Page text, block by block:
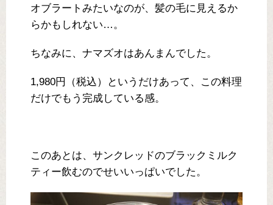
オブラートみたいなのが、髪の毛に見えるか
らかもしれない…。
ちなみに、ナマズオはあんまんでした。
1,980円（税込）というだけあって、この料理
だけでもう完成している感。
このあとは、サンクレッドのブラックミルク
ティー飲むのでせいいっぱいでした。